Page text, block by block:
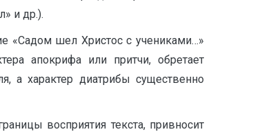
и др.).
«Садом шел Христос с учениками…»
апокрифа или притчи, обретает
а характер диатрибы существенно
восприятия текста, привносит